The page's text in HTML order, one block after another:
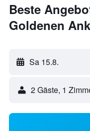
Beste
Goldenen
Sa 15.8.
2 Gäste, 1